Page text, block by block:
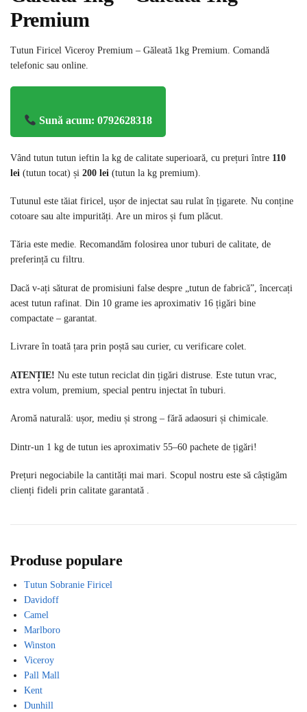
Premium
Tutun Firicel Viceroy Premium – Găleată 1kg Premium. Comandă
telefonic sau online.
Sună acum: 0792628318
Vând tutun tutun ieftin la kg de calitate superioară, cu prețuri între 110
lei (tutun tocat) și 200 lei (tutun la kg premium).
Tutunul este tăiat firicel, ușor de injectat sau rulat în țigarete. Nu conține
cotoare sau alte impurități. Are un miros și fum plăcut.
Tăria este medie. Recomandăm folosirea unor tuburi de calitate, de
preferință cu filtru.
Dacă v-ați săturat de promisiuni false despre „tutun de fabrică”, încercați
acest tutun rafinat. Din 10 grame ies aproximativ 16 țigări bine
compactate – garantat.
Livrare în toată țara prin poștă sau curier, cu verificare colet.
ATENȚIE! Nu este tutun reciclat din țigări distruse. Este tutun vrac,
extra volum, premium, special pentru injectat în tuburi.
Aromă naturală: ușor, mediu și strong – fără adaosuri și chimicale.
Dintr-un 1 kg de tutun ies aproximativ 55–60 pachete de țigări!
Prețuri negociabile la cantități mai mari. Scopul nostru este să câștigăm
clienți fideli prin calitate garantată .
Produse populare
Tutun Sobranie Firicel
Davidoff
Camel
Marlboro
Winston
Viceroy
Pall Mall
Kent
Dunhill